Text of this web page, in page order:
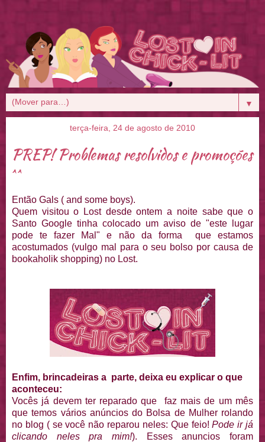
▼
terça-feira, 24 de agosto de 2010
PREP! Problemas resolvidos e promoções
^^
Então Gals ( and some boys).
Quem visitou o Lost desde ontem a noite sabe que o
Santo Google tinha colocado um aviso de "este lugar
pode te fazer Mal" e não da forma que estamos
acostumados (vulgo mal para o seu bolso por causa de
bookaholik shopping) no Lost.
Enfim, brincadeiras a parte, deixa eu explicar o que
aconteceu:
Vocês já devem ter reparado que faz mais de um mês
que temos vários anúncios do Bolsa de Mulher rolando
no blog ( se você não reparou neles: Que feio!Pode ir já
clicando neles pra mim!). Esses anuncios foram